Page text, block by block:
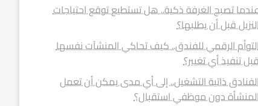
عندما تصبح الغرفة ذكية.. هل تستطيع توقع احتياجات
النزيل قبل أن يطلبها؟
التوأم الرقمي للفندق.. كيف تحاكي المنشآت نفسها
قبل تنفيذ أي تغيير؟
الفنادق ذاتية التشغيل.. إلى أي مدى يمكن أن تعمل
المنشأة دون موظفي استقبال؟